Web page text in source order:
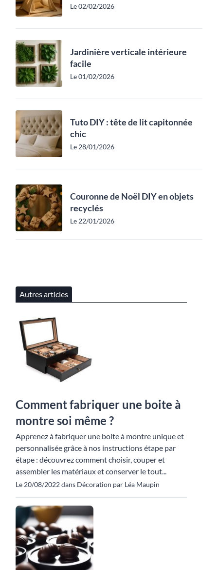
Le 02/02/2026
Jardinière verticale intérieure
facile
Le 01/02/2026
Tuto DIY : tête de lit capitonnée
chic
Le 28/01/2026
Couronne de Noël DIY en objets
recyclés
Le 22/01/2026
Autres articles
Comment fabriquer une boite à
montre soi même ?
Apprenez à fabriquer une boite à montre unique et
personnalisée grâce à nos instructions étape par
étape : découvrez comment choisir, couper et
assembler les matériaux et conserver le tout...
Le 20/08/2022 dans Décoration par Léa Maupin